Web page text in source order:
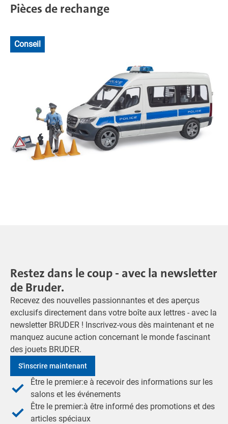
Pièces de rechange
Conseil
Restez dans le coup - avec la newsletter
de Bruder.
Recevez des nouvelles passionnantes et des aperçus
exclusifs directement dans votre boîte aux lettres - avec la
newsletter BRUDER ! Inscrivez-vous dès maintenant et ne
manquez aucune action concernant le monde fascinant
des jouets BRUDER.
S'inscrire maintenant
Être le premier:e à recevoir des informations sur les
salons et les événements
Être le premier:à être informé des promotions et des
articles spéciaux